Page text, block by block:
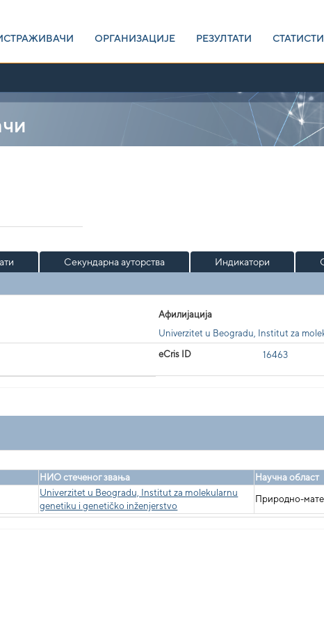
ОРГАНИЗАЦИЈЕ РЕЗУЛТАТИ
Секундарна ауторства Индикатори
Афилијација
Univerzitet u Beogradu, Institut za
eCris ID 16463
НИО стеченог звања Научна област
Univerzitet u Beogradu, Institut za molekularnu
genetiku i genetičko inženjerstvo
Природно-